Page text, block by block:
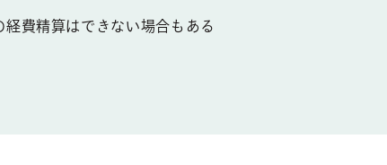
費精算はできない場合もある